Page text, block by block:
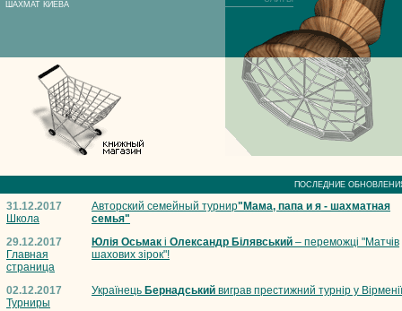
ШАХМАТ КИЕВА
ПОСЛЕДНИЕ
31.12.2017
Школа
Авторский семейный турнир"Мама, папа и я - шахматная
семья"
29.12.2017
Главная
страница
Юлія Осьмак і Олександр Білявський – переможці "Матчів
шахових зірок"!
02.12.2017
Турниры
Українець Бернадський виграв престижний турнір у Вірменії